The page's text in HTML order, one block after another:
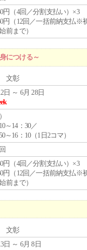
円（4回／分割支払い）×3
円（12回／一括前納支払※
前まで）
につける～
文彰
日 ～ 6月 28日
）
～14：30／
～16：10（1日2コマ）
円（4回／分割支払い）×3
円（12回／一括前納支払※
前まで）
文彰
日 ～ 6月 8日